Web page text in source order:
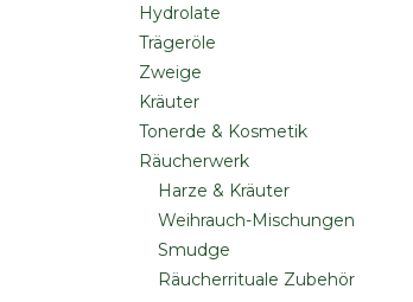
Hydrolate
Trägeröle
Zweige
Kräuter
Tonerde & Kosmetik
Räucherwerk
Harze & Kräuter
Weihrauch-Mischungen
Smudge
Räucherrituale Zubehör